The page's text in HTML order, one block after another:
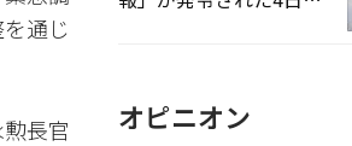
通じ
長官
オピニオン